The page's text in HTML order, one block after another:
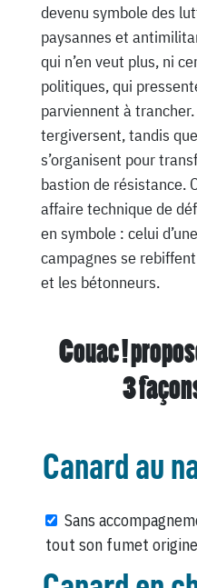
devenu symbole des
paysannes et
qui n’en veut plus, ni
politiques, qui
parviennent à
tergiversent, tandis
s’organisent pour
bastion de résistance.
affaire technique de
en symbole : celui
campagnes se
et les bétonneurs.
Couac !
3
Canard au
Sans
tout son fumet